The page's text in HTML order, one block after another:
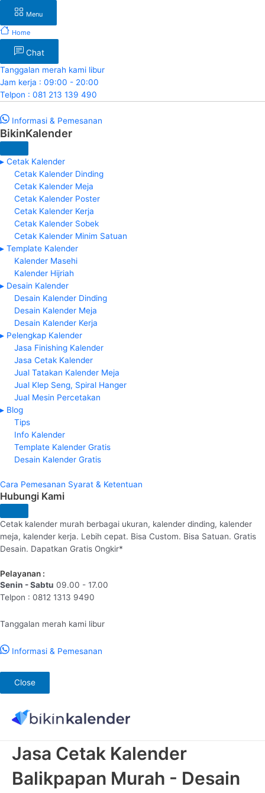
Menu
Home
Chat
Tanggalan merah kami libur
Jam kerja : 09:00 - 20:00
Telpon : 081 213 139 490
Informasi & Pemesanan
BikinKalender
▸ Cetak Kalender
Cetak Kalender Dinding
Cetak Kalender Meja
Cetak Kalender Poster
Cetak Kalender Kerja
Cetak Kalender Sobek
Cetak Kalender Minim Satuan
▸ Template Kalender
Kalender Masehi
Kalender Hijriah
▸ Desain Kalender
Desain Kalender Dinding
Desain Kalender Meja
Desain Kalender Kerja
▸ Pelengkap Kalender
Jasa Finishing Kalender
Jasa Cetak Kalender
Jual Tatakan Kalender Meja
Jual Klep Seng, Spiral Hanger
Jual Mesin Percetakan
▸ Blog
Tips
Info Kalender
Template Kalender Gratis
Desain Kalender Gratis
Cara Pemesanan Syarat & Ketentuan
Hubungi Kami
Cetak kalender murah berbagai ukuran, kalender dinding, kalender
meja, kalender kerja. Lebih cepat. Bisa Custom. Bisa Satuan. Gratis
Desain. Dapatkan Gratis Ongkir*
Pelayanan :
Senin - Sabtu 09.00 - 17.00
Telpon : 0812 1313 9490
Tanggalan merah kami libur
Informasi & Pemesanan
Close
konten
Jasa Cetak Kalender
Balikpapan Murah - Desain